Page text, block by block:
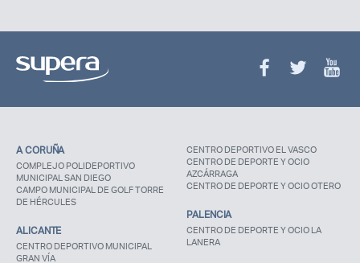
A CORUÑA
COMPLEJO POLIDEPORTIVO
MUNICIPAL SAN DIEGO
CAMPO MUNICIPAL DE GOLF TORRE
DE HÉRCULES
ALICANTE
CENTRO DEPORTIVO MUNICIPAL
GRAN VÍA
CENTRO DEPORTIVO EL VASCO
CENTRO DE DEPORTE Y OCIO
AZCÁRRAGA
CENTRO DE DEPORTE Y OCIO OTERO
PALENCIA
CENTRO DE DEPORTE Y OCIO LA
LANERA